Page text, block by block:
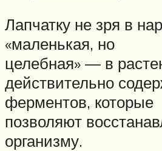
Лапчатку не зря в
«маленькая, но
целебная» — в
действительно
ферментов, которые
позволяют
организму.